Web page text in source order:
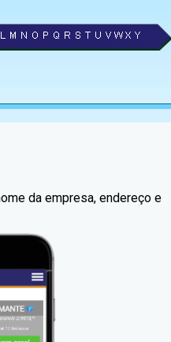
da empresa, endereço e